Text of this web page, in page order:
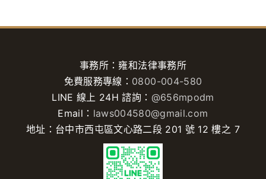
事務所：雍和法律事務所
免費服務專線： 0800-004-580
LINE 線上 24H 諮詢： @656mpodm
Email： laws004580@gmail.com
地址：台中市西屯區文心路二段 201 號 12 樓之 7